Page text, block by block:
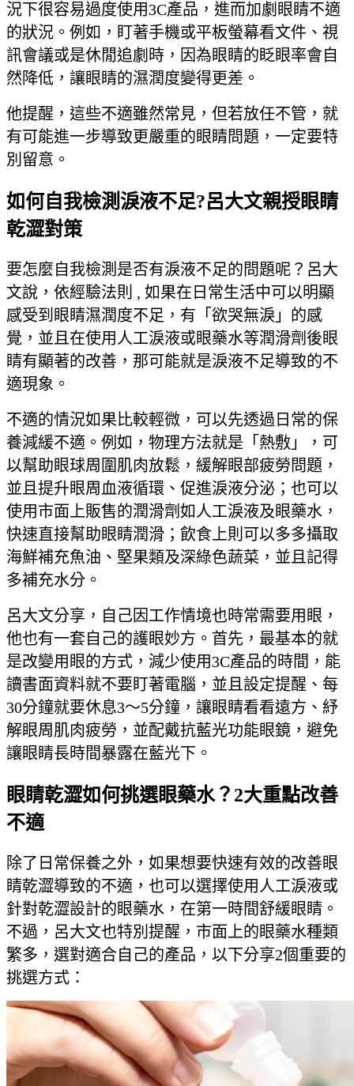
況下很容易過度使用3C產品，進而加劇眼睛不適
的狀況。例如，盯著手機或平板螢幕看文件、視
訊會議或是休閒追劇時，因為眼睛的眨眼率會自
然降低，讓眼睛的濕潤度變得更差。
他提醒，這些不適雖然常見，但若放任不管，就
有可能進一步導致更嚴重的眼睛問題，一定要特
別留意。
如何自我檢測淚液不足?呂大文親授眼睛
乾澀對策
要怎麼自我檢測是否有淚液不足的問題呢？呂大
文說，依經驗法則 , 如果在日常生活中可以明顯
感受到眼睛濕潤度不足，有「欲哭無淚」的感
覺，並且在使用人工淚液或眼藥水等潤滑劑後眼
睛有顯著的改善，那可能就是淚液不足導致的不
適現象。
不適的情況如果比較輕微，可以先透過日常的保
養減緩不適。例如，物理方法就是「熱敷」，可
以幫助眼球周圍肌肉放鬆，緩解眼部疲勞問題，
並且提升眼周血液循環、促進淚液分泌；也可以
使用市面上販售的潤滑劑如人工淚液及眼藥水，
快速直接幫助眼睛潤滑；飲食上則可以多多攝取
海鮮補充魚油、堅果類及深綠色蔬菜，並且記得
多補充水分。
呂大文分享，自己因工作情境也時常需要用眼，
他也有一套自己的護眼妙方。首先，最基本的就
是改變用眼的方式，減少使用3C產品的時間，能
讀書面資料就不要盯著電腦，並且設定提醒、每
30分鐘就要休息3～5分鐘，讓眼睛看看遠方、紓
解眼周肌肉疲勞，並配戴抗藍光功能眼鏡，避免
讓眼睛長時間暴露在藍光下。
眼睛乾澀如何挑選眼藥水？2大重點改善
不適
除了日常保養之外，如果想要快速有效的改善眼
睛乾澀導致的不適，也可以選擇使用人工淚液或
針對乾澀設計的眼藥水，在第一時間舒緩眼睛。
不過，呂大文也特別提醒，市面上的眼藥水種類
繁多，選對適合自己的產品，以下分享2個重要的
挑選方式：